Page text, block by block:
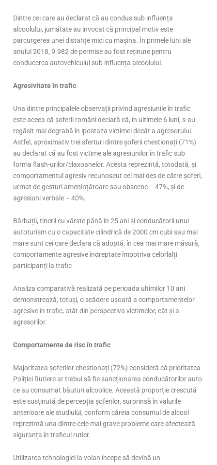
Dintre cei care au declarat că au condus sub influența
alcoolului, jumătate au invocat că principal motiv este
parcurgerea unei distanțe mici cu mașina. În primele luni ale
anului 2018, 9.982 de permise au fost reținute pentru
conducerea autovehicului sub influența alcoolului.
Agresivitate în trafic
Una dintre principalele observații privind agresiunile în trafic
este aceea că șoferii români declară că, în ultimele 6 luni, s-au
regăsit mai degrabă în ipostaza victimei decât a agresorului.
Astfel, aproximativ trei sferturi dintre șoferii chestionați (71%)
au declarat că au fost victime ale agresiunilor în trafic sub
forma flash-urilor/claxoanelor. Acesta reprezintă, totodată, și
comportamentul agresiv recunoscut cel mai des de către șoferi,
urmat de gesturi amenințătoare sau obscene – 47%, și de
agresiuni verbale – 40%.
Bărbații, tinerii cu vârste până în 25 ani și conducătorii unui
autoturism cu o capacitate cilindrică de 2000 cm cubi sau mai
mare sunt cei care declara că adoptă, în cea mai mare măsură,
comportamente agresive îndreptate împotriva celorlalți
participanți la trafic
Analiza comparativă realizată pe perioada ultimilor 10 ani
demonstrează, totuși, o scădere ușoară a comportamentelor
agresive în trafic, atât din perspectiva victimelor, cât și a
agresorilor.
Comportamente de risc în trafic
Majoritatea șoferilor chestionați (72%) consideră că prioritatea
Poliției Rutiere ar trebui să fie sancționarea conducătorilor auto
ce au consumat băuturi alcoolice. Această proporție crescută
este susținută de percepția șoferilor, surprinsă în valurile
anterioare ale studiului, conform căreia consumul de alcool
reprezintă una dintre cele mai grave probleme care afectează
siguranța în traficul rutier.
Utilizarea tehnologiei la volan începe să devină un